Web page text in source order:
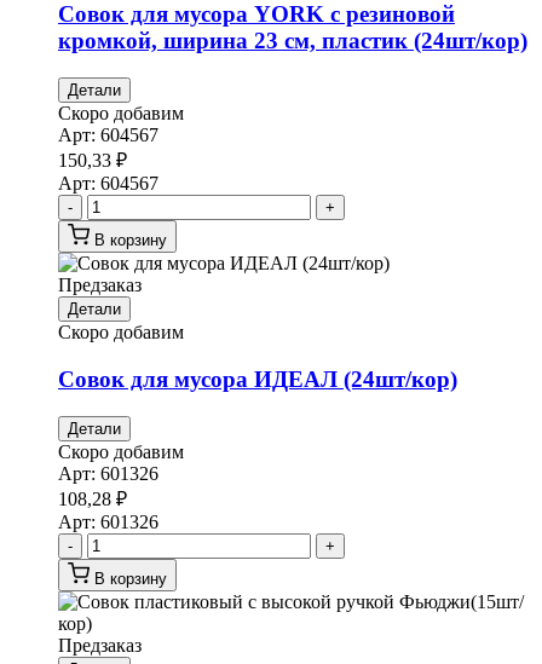
Совок для мусора YORK с резиновой
кромкой, ширина 23 см, пластик (24шт/кор)
Детали
Скоро добавим
Арт: 604567
150,33 ₽
Арт: 604567
-
+
В корзину
Предзаказ
Детали
Скоро добавим
Совок для мусора ИДЕАЛ (24шт/кор)
Детали
Скоро добавим
Арт: 601326
108,28 ₽
Арт: 601326
-
+
В корзину
Предзаказ